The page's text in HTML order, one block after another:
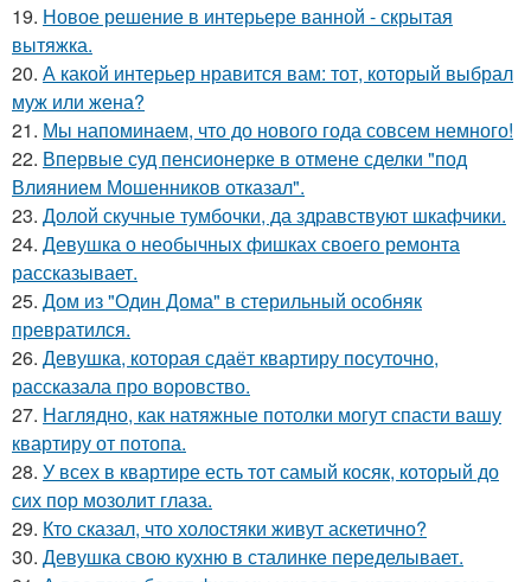
19. Новое решение в интерьере ванной - скрытая
вытяжка.
20. А какой интерьер нравится вам: тот, который выбрал
муж или жена?
21. Мы напоминаем, что до нового года совсем немного!
22. Впервые суд пенсионерке в отмене сделки "под
Влиянием Мошенников отказал".
23. Долой скучные тумбочки, да здравствуют шкафчики.
24. Девушка о необычных фишках своего ремонта
рассказывает.
25. Дом из "Один Дома" в стерильный особняк
превратился.
26. Девушка, которая сдаёт квартиру посуточно,
рассказала про воровство.
27. Наглядно, как натяжные потолки могут спасти вашу
квартиру от потопа.
28. У всех в квартире есть тот самый косяк, который до
сих пор мозолит глаза.
29. Кто сказал, что холостяки живут аскетично?
30. Девушка свою кухню в сталинке переделывает.